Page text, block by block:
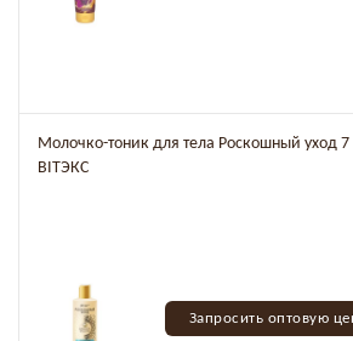
Молочко-тоник для тела Роскошный уход
BITЭКС
Запросить оптовую